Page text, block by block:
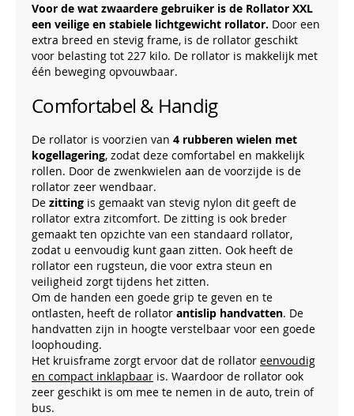
Voor de wat zwaardere gebruiker is de Rollator XXL
een veilige en stabiele lichtgewicht rollator. Door een
extra breed en stevig frame, is de rollator geschikt
voor belasting tot 227 kilo. De rollator is makkelijk met
één beweging opvouwbaar.
Comfortabel & Handig
De rollator is voorzien van 4 rubberen wielen met
kogellagering, zodat deze comfortabel en makkelijk
rollen. Door de zwenkwielen aan de voorzijde is de
rollator zeer wendbaar.
De zitting is gemaakt van stevig nylon dit geeft de
rollator extra zitcomfort. De zitting is ook breder
gemaakt ten opzichte van een standaard rollator,
zodat u eenvoudig kunt gaan zitten. Ook heeft de
rollator een rugsteun, die voor extra steun en
veiligheid zorgt tijdens het zitten.
Om de handen een goede grip te geven en te
ontlasten, heeft de rollator antislip handvatten. De
handvatten zijn in hoogte verstelbaar voor een goede
loophouding.
Het kruisframe zorgt ervoor dat de rollator eenvoudig
en compact inklapbaar is. Waardoor de rollator ook
zeer geschikt is om mee te nemen in de auto, trein of
bus.